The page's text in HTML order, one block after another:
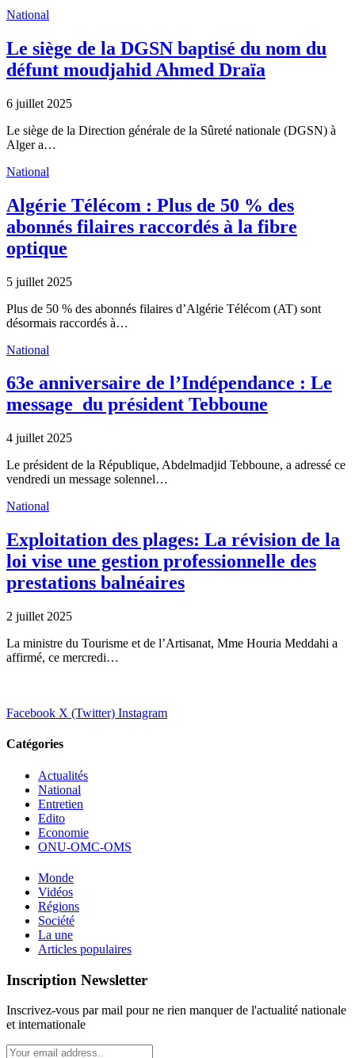
National
Le siège de la DGSN baptisé du nom du
défunt moudjahid Ahmed Draïa
6 juillet 2025
Le siège de la Direction générale de la Sûreté nationale (DGSN) à
Alger a…
National
Algérie Télécom : Plus de 50 % des
abonnés filaires raccordés à la fibre
optique
5 juillet 2025
Plus de 50 % des abonnés filaires d’Algérie Télécom (AT) sont
désormais raccordés à…
National
63e anniversaire de l’Indépendance : Le
message du président Tebboune
4 juillet 2025
Le président de la République, Abdelmadjid Tebboune, a adressé ce
vendredi un message solennel…
National
Exploitation des plages: La révision de la
loi vise une gestion professionnelle des
prestations balnéaires
2 juillet 2025
La ministre du Tourisme et de l’Artisanat, Mme Houria Meddahi a
affirmé, ce mercredi…
Facebook X (Twitter) Instagram
Catégories
Actualités
National
Entretien
Edito
Economie
ONU-OMC-OMS
Monde
Vidéos
Régions
Société
La une
Articles populaires
Inscription Newsletter
Inscrivez-vous par mail pour ne rien manquer de l'actualité nationale
et internationale